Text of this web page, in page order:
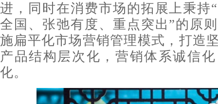
进，同时在消费市场的拓展上秉持
全国、张弛有度、重点突出”的原
施扁平化市场营销管理模式，打造
产品结构层次化，营销体系诚信
化。